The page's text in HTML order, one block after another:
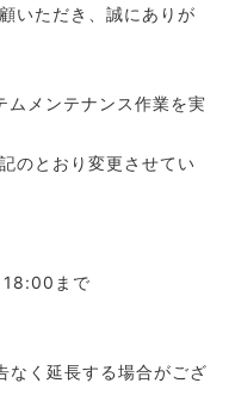
いただき、誠にありが
メンテナンス作業を実
のとおり変更させてい
まで
なく延長する場合がござ